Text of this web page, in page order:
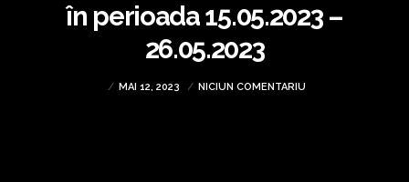
în perioada 15.05.2023 –
26.05.2023
MAI 12, 2023 NICIUN COMENTARIU